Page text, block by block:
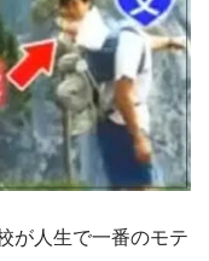
が人生で一番のモテ